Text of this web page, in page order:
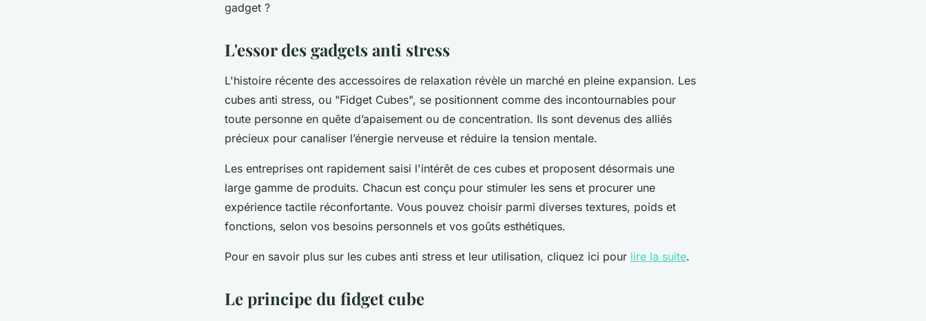
gadget ?
L'essor des gadgets anti stress
L'histoire récente des accessoires de relaxation révèle un marché en pleine expansion. Les
cubes anti stress, ou "Fidget Cubes", se positionnent comme des incontournables pour
toute personne en quête d’apaisement ou de concentration. Ils sont devenus des alliés
précieux pour canaliser l’énergie nerveuse et réduire la tension mentale.
Les entreprises ont rapidement saisi l'intérêt de ces cubes et proposent désormais une
large gamme de produits. Chacun est conçu pour stimuler les sens et procurer une
expérience tactile réconfortante. Vous pouvez choisir parmi diverses textures, poids et
fonctions, selon vos besoins personnels et vos goûts esthétiques.
Pour en savoir plus sur les cubes anti stress et leur utilisation, cliquez ici pour lire la suite.
Le principe du fidget cube